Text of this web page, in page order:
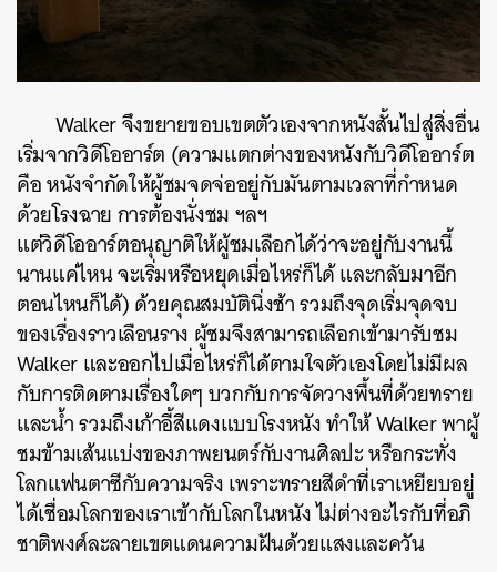
Walker จึงขยายขอบเขตตัวเองจากหนังสั้นไปสู่สิ่งอื่น
เริ่มจากวิดีโออาร์ต (ความแตกต่างของหนังกับวิดีโออาร์ต
คือ หนังจำกัดให้ผู้ชมจดจ่ออยู่กับมันตามเวลาที่กำหนด
ด้วยโรงฉาย การต้องนั่งชม ฯลฯ
แต่วิดีโออาร์ตอนุญาติให้ผู้ชมเลือกได้ว่าจะอยู่กับงานนี้
นานแค่ไหน จะเริ่มหรือหยุดเมื่อไหร่ก็ได้ และกลับมาอีก
ตอนไหนก็ได้) ด้วยคุณสมบัตินิ่งช้า รวมถึงจุดเริ่มจุดจบ
ของเรื่องราวเลือนราง ผู้ชมจึงสามารถเลือกเข้ามารับชม
Walker และออกไปเมื่อไหร่ก็ได้ตามใจตัวเองโดยไม่มีผล
กับการติดตามเรื่องใดๆ บวกกับการจัดวางพื้นที่ด้วยทราย
และน้ำ รวมถึงเก้าอี้สีแดงแบบโรงหนัง ทำให้ Walker พาผู้
ชมข้ามเส้นแบ่งของภาพยนตร์กับงานศิลปะ หรือกระทั่ง
โลกแฟนตาซีกับความจริง เพราะทรายสีดำที่เราเหยียบอยู่
ได้เชื่อมโลกของเราเข้ากับโลกในหนัง ไม่ต่างอะไรกับที่อภิ
ชาติพงศ์ละลายเขตแดนความฝันด้วยแสงและควัน